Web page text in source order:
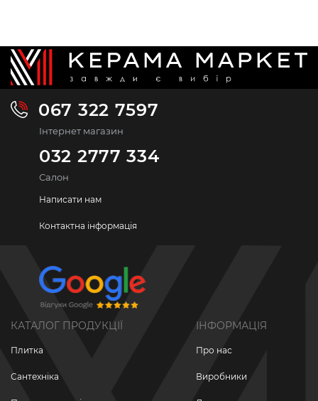
067 322 7597
Інтернет магазин
032 2777 334
Салон
Написати нам
Контактна інформація
КАТАЛОГ ПРОДУКЦІЇ
Плитка
Сантехніка
ІНФОРМАЦІЯ
Про нас
Виробники